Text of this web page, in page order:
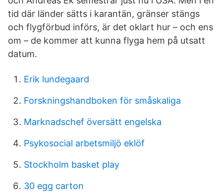
tid där länder sätts i karantän, gränser stängs
och flygförbud införs, är det oklart hur – och ens
om – de kommer att kunna flyga hem på utsatt
datum.
Erik lundegaard
Forskningshandboken för småskaliga
Marknadschef översätt engelska
Psykosocial arbetsmiljö eklöf
Stockholm basket play
30 egg carton